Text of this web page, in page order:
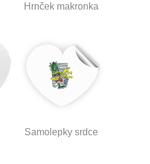
Hrnček makronka
Samolepky srdce